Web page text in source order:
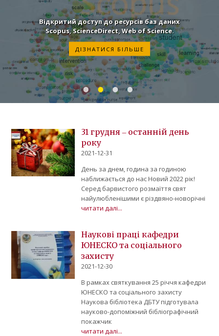
Відкритий доступ до ресурсів баз даних
Scopus, ScienceDirect, Web of Science.
ДІЗНАТИСЯ БІЛЬШЕ
31 грудня ‒ останній день
року
2021-12-31
День за днем, година за годиною
наближається до нас Новий 2022 рік!
Серед барвистого розмаїття свят
найулюбленішими є різдвяно-новорічні
читати далі...
Наукові праці кафедри
ЮНЕСКО та соціального
захисту
2021-12-30
В рамках святкування 25 річчя кафедри
ЮНЕСКО та соціального захисту
Наукова бібліотека ДБТУ підготувала
науково-допоміжний бібліографічний
покажчик
читати далі...